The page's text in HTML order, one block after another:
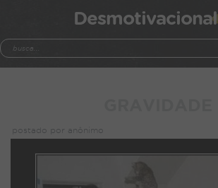
Desmotivacional
postado por anônimo